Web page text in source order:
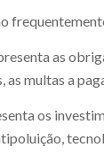
as
multas a
os